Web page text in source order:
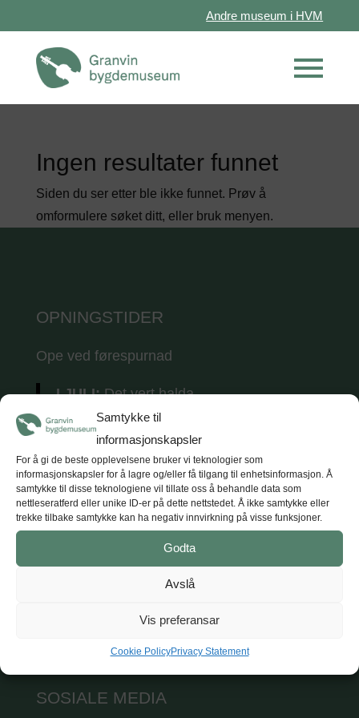
Samtykke til
informasjonskapsler
For å gi de beste opplevelsene bruker vi teknologier som
informasjonskapsler for å lagre og/eller få tilgang til enhetsinformasjon. Å
samtykke til disse teknologiene vil tillate oss å behandle data som
nettleseratferd eller unike ID-er på dette nettstedet. Å ikke samtykke eller
trekke tilbake samtykke kan ha negativ innvirkning på visse funksjoner.
Godta
Avslå
Vis preferansar
Cookie PolicyPrivacy Statement
Andre museum i HVM
Ingen resultater funnet
Siden du ser etter ble ikke funnet. Prøv å
omformulere søket ditt, eller bruk menyen.
OPNINGSTIDER
Ope ved førespurnad
I JULI: Det vert halda
tradisjonsmusikkkonsertar
juli (5 konsertar) kl. 18.Tunet opnar kl. 17
med opne utstillingar, kaffe og vafler.
KONTAKT
Hardanger og Voss museum
E: post@hvm.museum.no
Sjå på Google maps
SOSIALE MEDIA